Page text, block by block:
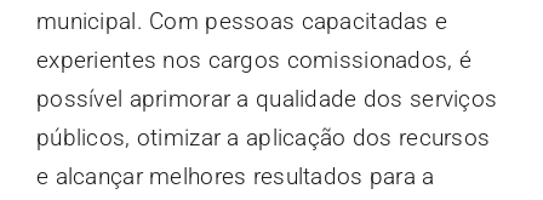
municipal. Com pessoas capacitadas e
experientes nos cargos comissionados, é
possível aprimorar a qualidade dos serviços
públicos, otimizar a aplicação dos recursos
e alcançar melhores resultados para a